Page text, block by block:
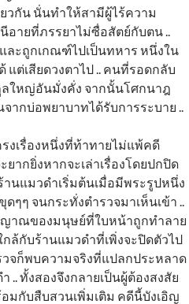
วกัน นั่นทำให้สามีผู้ไร้ความ
อายที่ภรรยาไม่ซื่อสัตย์กับตน ..
ละถูกเกณฑ์ไปเป็นทหาร หนึ่งใน
ต่เสียดวงตาไป .. คนที่รอดกลับ
ใหญ่อันมั่งคั่ง จากนั้นโศกนาฎ
ากบ่อพยาบาทได้รับการระบาย ..
งเรื่องหนึ่งที่ท้าทายไม่แพ้คดี
ากยิ่งหากจะเล่าเรื่องโดยปกปิด
นแมวดำเริ่มต้นเมื่อมีพระรูปหนึ่ง
ๆ จนกระทั่งตำรวจมาเห็นเข้า ..
าณของมนุษย์ที่ใบหน้าถูกทำลาย
ล้กับร้านแมวดำที่เพิ่งจะปิดตัวไป
จก็พบความจริงที่แปลกประหลาด
.. ทั้งสองจึงกลายเป็นผู้ต้องสงสัย
มกับสืบสวนเพิ่มเติม คดีนี้บังเอิญ